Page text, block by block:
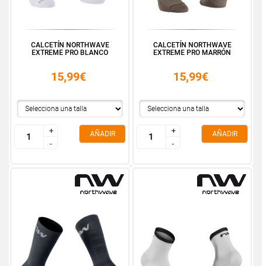
CALCETÍN NORTHWAVE
EXTREME PRO BLANCO
15,99€
+
-
+
-
AÑADIR
CALCETÍN NORTHWAVE
EXTREME PRO MARRÓN
15,99€
+
-
+
-
AÑADIR